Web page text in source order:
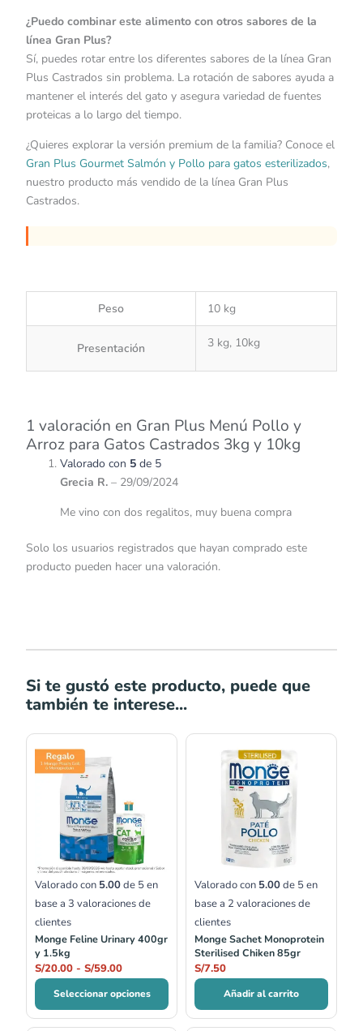
¿Puedo combinar este alimento con otros sabores de la
línea Gran Plus?
Sí, puedes rotar entre los diferentes sabores de la línea Gran
Plus Castrados sin problema. La rotación de sabores ayuda a
mantener el interés del gato y asegura variedad de fuentes
proteicas a lo largo del tiempo.
¿Quieres explorar la versión premium de la familia? Conoce el
Gran Plus Gourmet Salmón y Pollo para gatos esterilizados,
nuestro producto más vendido de la línea Gran Plus
Castrados.
Peso 10 kg
Presentación 3 kg, 10kg
1 valoración en Gran Plus Menú Pollo y
Arroz para Gatos Castrados 3kg y 10kg
Valorado con 5 de 5
Grecia R. – 29/09/2024
Me vino con dos regalitos, muy buena compra
Solo los usuarios registrados que hayan comprado este
producto pueden hacer una valoración.
Si te gustó este producto, puede que
también te interese...
Valorado con 5.00de 5 en
base a 3 valoraciones de
clientes
Monge Feline Urinary 400gr
y 1.5kg
S/20.00 - S/59.00
desde
S/20.00
hasta
S/59.00
Seleccionar opciones
Valorado con 5.00de 5 en
base a 2 valoraciones de
clientes
Monge Sachet Monoprotein
Sterilised Chiken 85gr
S/7.50
Añadir al carrito